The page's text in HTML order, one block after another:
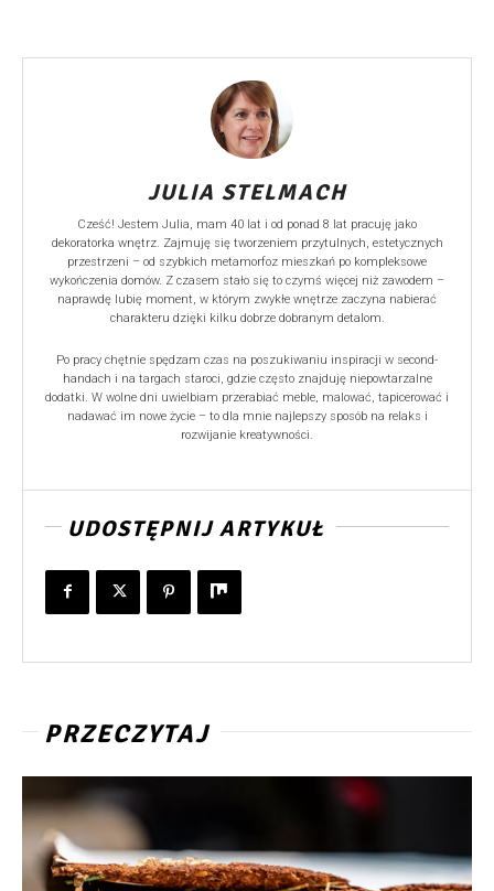
JULIA STELMACH
Cześć! Jestem Julia, mam 40 lat i od ponad 8 lat pracuję jako
dekoratorka wnętrz. Zajmuję się tworzeniem przytulnych, estetycznych
przestrzeni – od szybkich metamorfoz mieszkań po kompleksowe
wykończenia domów. Z czasem stało się to czymś więcej niż zawodem –
naprawdę lubię moment, w którym zwykłe wnętrze zaczyna nabierać
charakteru dzięki kilku dobrze dobranym detalom.
Po pracy chętnie spędzam czas na poszukiwaniu inspiracji w second-
handach i na targach staroci, gdzie często znajduję niepowtarzalne
dodatki. W wolne dni uwielbiam przerabiać meble, malować, tapicerować i
nadawać im nowe życie – to dla mnie najlepszy sposób na relaks i
rozwijanie kreatywności.
UDOSTĘPNIJ ARTYKUŁ
PRZECZYTAJ